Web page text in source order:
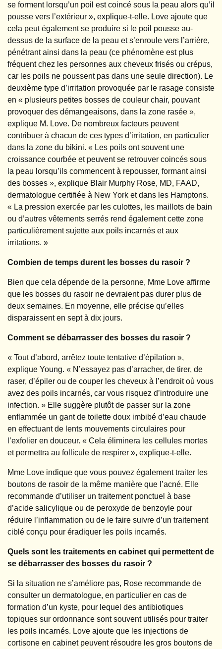
se forment lorsqu’un poil est coincé sous la peau alors qu’il
pousse vers l’extérieur », explique-t-elle. Love ajoute que
cela peut également se produire si le poil pousse au-
dessus de la surface de la peau et s’enroule vers l’arrière,
pénétrant ainsi dans la peau (ce phénomène est plus
fréquent chez les personnes aux cheveux frisés ou crépus,
car les poils ne poussent pas dans une seule direction). Le
deuxième type d’irritation provoquée par le rasage consiste
en « plusieurs petites bosses de couleur chair, pouvant
provoquer des démangeaisons, dans la zone rasée »,
explique M. Love. De nombreux facteurs peuvent
contribuer à chacun de ces types d’irritation, en particulier
dans la zone du bikini. « Les poils ont souvent une
croissance courbée et peuvent se retrouver coincés sous
la peau lorsqu’ils commencent à repousser, formant ainsi
des bosses », explique Blair Murphy Rose, MD, FAAD,
dermatologue certifiée à New York et dans les Hamptons.
« La pression exercée par les culottes, les maillots de bain
ou d’autres vêtements serrés rend également cette zone
particulièrement sujette aux poils incarnés et aux
irritations. »
Combien de temps durent les bosses du rasoir ?
Bien que cela dépende de la personne, Mme Love affirme
que les bosses du rasoir ne devraient pas durer plus de
deux semaines. En moyenne, elle précise qu’elles
disparaissent en sept à dix jours.
Comment se débarrasser des bosses du rasoir ?
« Tout d’abord, arrêtez toute tentative d’épilation »,
explique Young. « N’essayez pas d’arracher, de tirer, de
raser, d’épiler ou de couper les cheveux à l’endroit où vous
avez des poils incarnés, car vous risquez d’introduire une
infection. » Elle suggère plutôt de passer sur la zone
enflammée un gant de toilette doux imbibé d’eau chaude
en effectuant de lents mouvements circulaires pour
l’exfolier en douceur. « Cela éliminera les cellules mortes
et permettra au follicule de respirer », explique-t-elle.
Mme Love indique que vous pouvez également traiter les
boutons de rasoir de la même manière que l’acné. Elle
recommande d’utiliser un traitement ponctuel à base
d’acide salicylique ou de peroxyde de benzoyle pour
réduire l’inflammation ou de le faire suivre d’un traitement
ciblé conçu pour éradiquer les poils incarnés.
Quels sont les traitements en cabinet qui permettent de
se débarrasser des bosses du rasoir ?
Si la situation ne s’améliore pas, Rose recommande de
consulter un dermatologue, en particulier en cas de
formation d’un kyste, pour lequel des antibiotiques
topiques sur ordonnance sont souvent utilisés pour traiter
les poils incarnés. Love ajoute que les injections de
cortisone en cabinet peuvent résoudre les gros boutons de